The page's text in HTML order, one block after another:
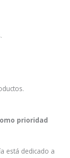
prioridad
está dedicado a